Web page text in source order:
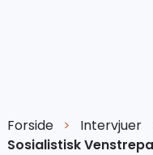
Forside > Intervjuer
Sosialistisk